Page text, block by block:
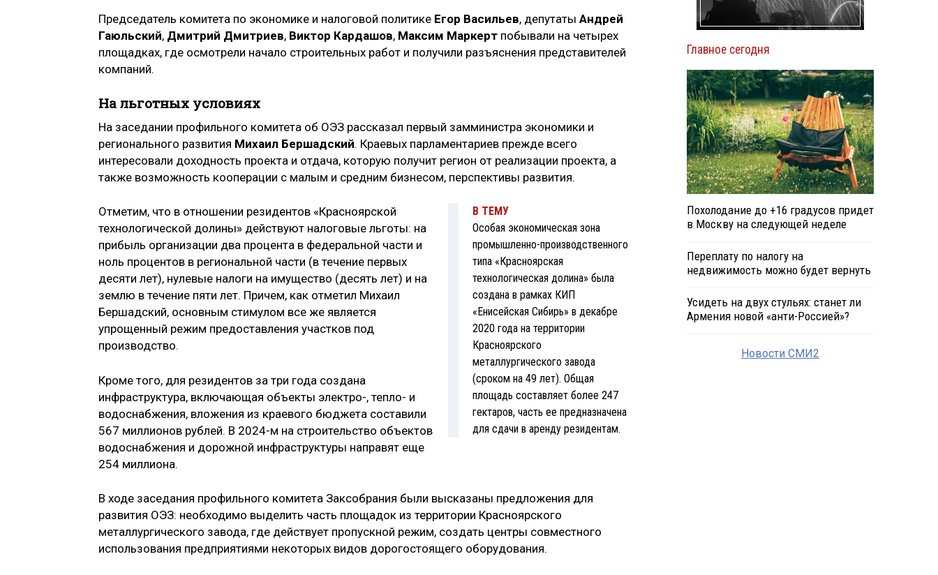
Председатель комитета по экономике и налоговой политике Егор Васильев, депутаты Андрей
Гаюльский, Дмитрий Дмитриев, Виктор Кардашов, Максим Маркерт побывали на четырех
площадках, где осмотрели начало строительных работ и получили разъяснения представителей
компаний.
На льготных условиях
На заседании профильного комитета об ОЭЗ рассказал первый замминистра экономики и
регионального развития Михаил Бершадский. Краевых парламентариев прежде всего
интересовали доходность проекта и отдача, которую получит регион от реализации проекта, а
также возможность кооперации с малым и средним бизнесом, перспективы развития.
В ТЕМУ
Особая экономическая зона
промышленно-­производственного
типа «Красноярская
технологическая долина» была
создана в рамках КИП
«Енисейская Сибирь» в декабре
2020 года на территории
Красноярского
металлургического завода
(сроком на 49 лет). Общая
площадь составляет более 247
гектаров, часть ее предназначена
для сдачи в аренду резидентам.
Отметим, что в отношении резидентов «Красноярской
технологической долины» действуют налоговые льготы: на
прибыль организации два процента в федеральной части и
ноль процентов в региональной части (в течение первых
десяти лет), нулевые налоги на имущество (десять лет) и на
землю в течение пяти лет. Причем, как отметил Михаил
Бершадский, основным стимулом все же является
упрощенный режим предоставления участков под
производство.
Кроме того, для резидентов за три года создана
инфраструктура, включающая объекты электро­-, тепло-­ и
водоснабжения, вложения из краевого бюджета составили
567 миллионов рублей. В 2024-­м на строительство объектов
водоснабжения и дорожной инфраструктуры направят еще
254 миллиона.
В ходе заседания профильного комитета Заксобрания были высказаны предложения для
развития ОЭЗ: необходимо выделить часть площадок из территории Красноярского
металлургического завода, где действует пропускной режим, создать центры совместного
использования предприятиями некоторых видов дорогостоящего оборудования.
Главное сегодня
Похолодание до +16 градусов придет
в Москву на следующей неделе
Переплату по налогу на
недвижимость можно будет вернуть
Усидеть на двух стульях: станет ли
Армения новой «анти-Россией»?
Новости СМИ2